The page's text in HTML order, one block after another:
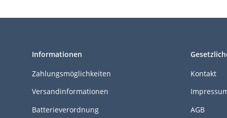
Informationen
Zahlungsmöglichkeiten
Versandinformationen
Batterieverordnung
Kontakt
AGB